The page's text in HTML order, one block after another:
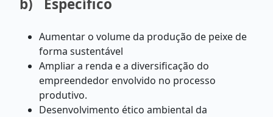
b) Específico
Aumentar o volume da produção de peixe de
forma sustentável
Ampliar a renda e a diversificação do
empreendedor envolvido no processo
produtivo.
Desenvolvimento ético ambiental da